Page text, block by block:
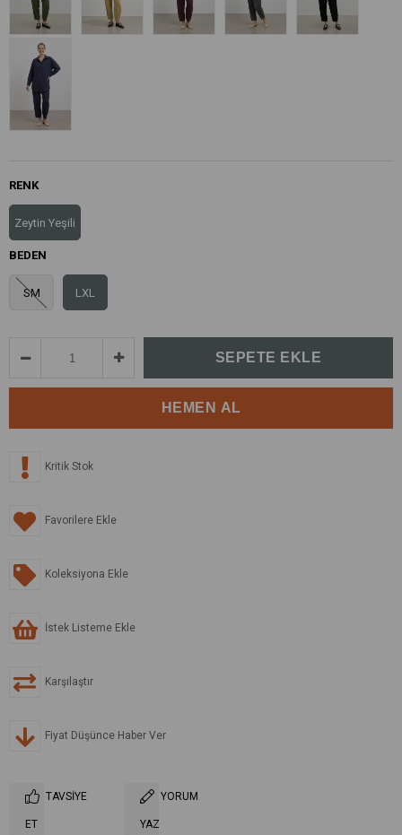
RENK
Zeytin Yeşili
BEDEN
SM LXL
Kritik Stok
Favorilere Ekle
Koleksiyona Ekle
İstek Listeme Ekle
Karşılaştır
Fiyat Düşünce Haber Ver
TAVSIYE
ET
YORUM
YAZ